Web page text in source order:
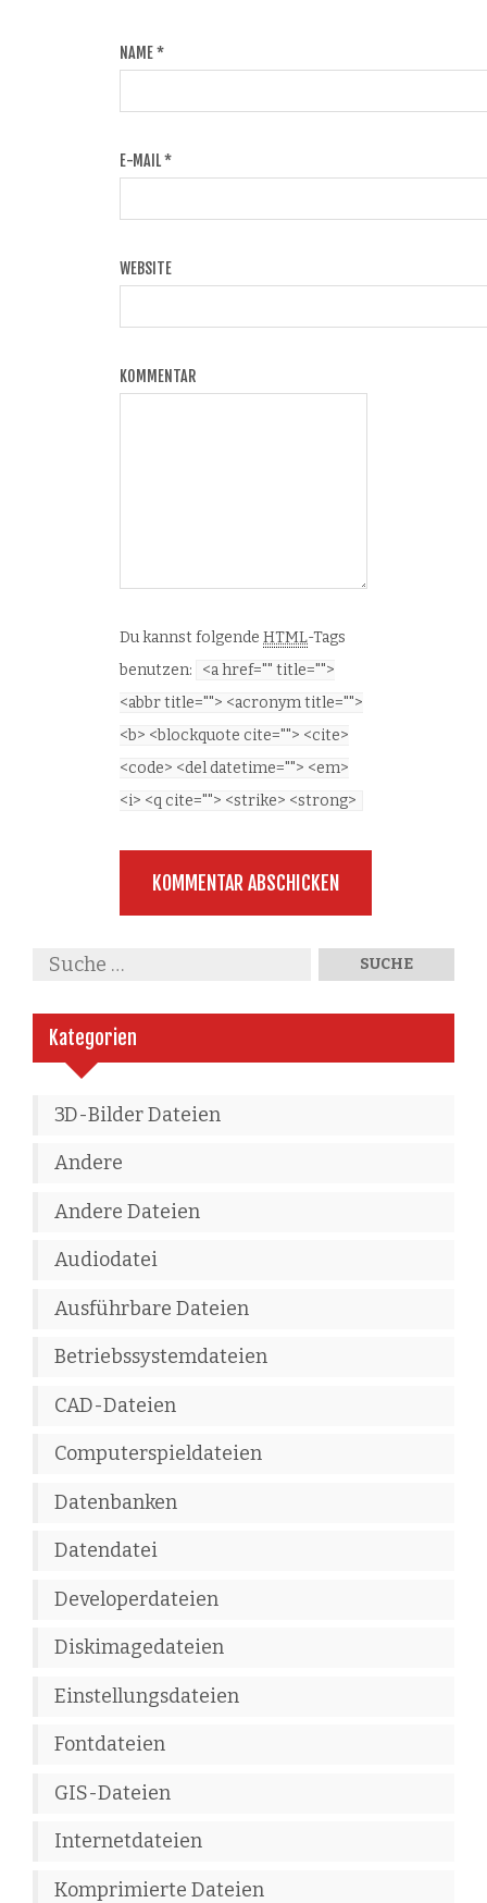
NAME*
E-MAIL*
WEBSITE
KOMMENTAR
Du kannst folgende HTML-Tags
benutzen:
<a href="" title="">
<abbr title=""> <acronym title="">
<b> <blockquote cite=""> <cite>
<code> <del datetime=""> <em>
<i> <q cite=""> <strike> <strong>
Kategorien
3D-Bilder Dateien
Andere
Andere Dateien
Audiodatei
Ausführbare Dateien
Betriebssystemdateien
CAD-Dateien
Computerspieldateien
Datenbanken
Datendatei
Developerdateien
Diskimagedateien
Einstellungsdateien
Fontdateien
GIS-Dateien
Internetdateien
Komprimierte Dateien